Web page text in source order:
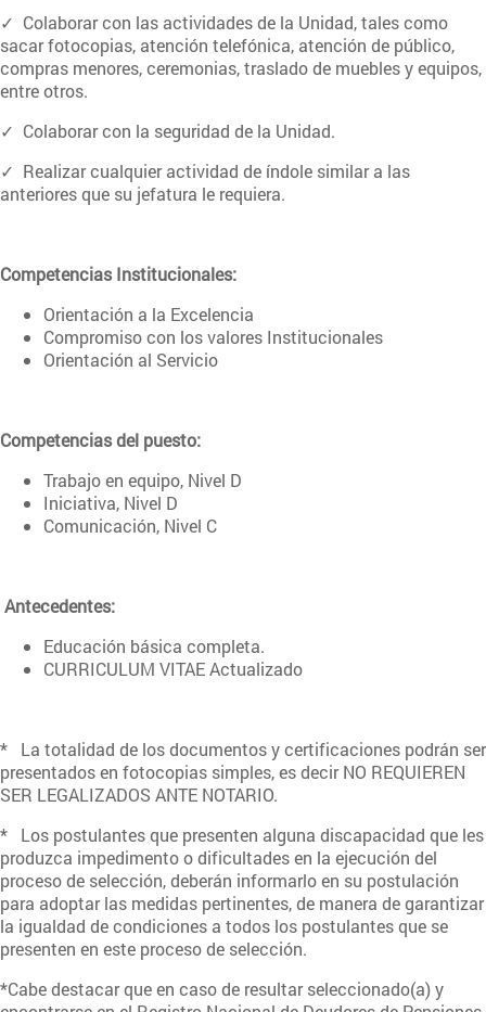
✓ Colaborar con las actividades de la Unidad, tales como
sacar fotocopias, atención telefónica, atención de público,
compras menores, ceremonias, traslado de muebles y equipos,
entre otros.
✓ Colaborar con la seguridad de la Unidad.
✓ Realizar cualquier actividad de índole similar a las
anteriores que su jefatura le requiera.
Competencias Institucionales:
Orientación a la Excelencia
Compromiso con los valores Institucionales
Orientación al Servicio
Competencias del puesto:
Trabajo en equipo, Nivel D
Iniciativa, Nivel D
Comunicación, Nivel C
Antecedentes:
Educación básica completa.
CURRICULUM VITAE Actualizado
* La totalidad de los documentos y certificaciones podrán ser
presentados en fotocopias simples, es decir NO REQUIEREN
SER LEGALIZADOS ANTE NOTARIO.
* Los postulantes que presenten alguna discapacidad que les
produzca impedimento o dificultades en la ejecución del
proceso de selección, deberán informarlo en su postulación
para adoptar las medidas pertinentes, de manera de garantizar
la igualdad de condiciones a todos los postulantes que se
presenten en este proceso de selección.
*Cabe destacar que en caso de resultar seleccionado(a) y